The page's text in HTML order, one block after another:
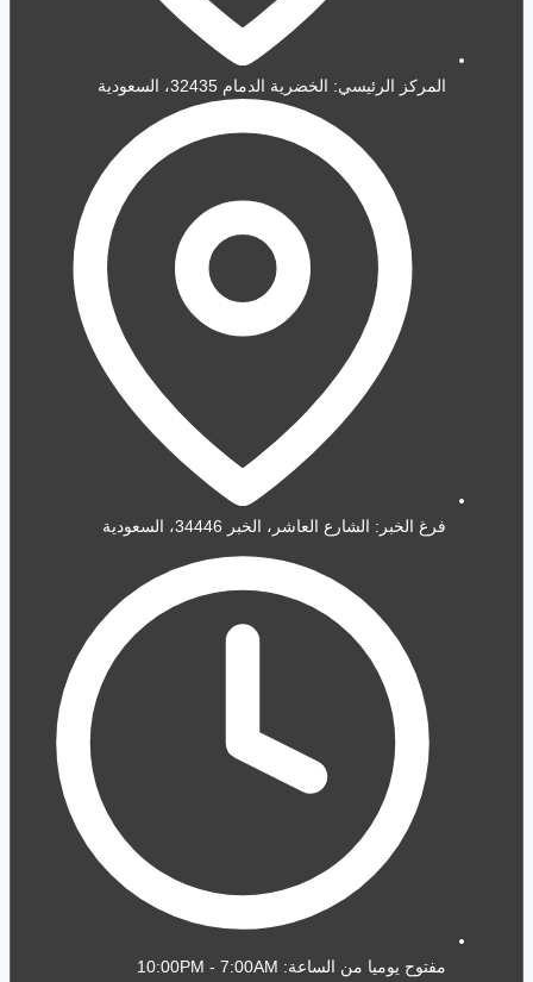
المركز الرئيسي: الخضرية الدمام 32435، السعودية
فرغ الخبر: الشارع العاشر، الخبر 34446، السعودية
مفتوح يوميا من الساعة: 10:00PM - 7:00AM